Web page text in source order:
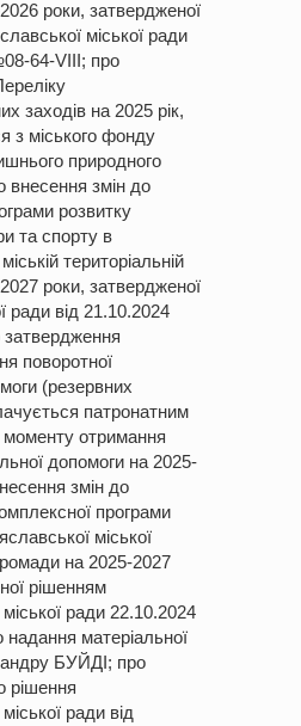
роки, затвердженої
міської ради
64-VIII; про
заходів на 2025 рік,
з міського фонду
природного
змін до
розвитку
та спорту в
територіальній
роки, затвердженої
ради від 21.10.2024
затвердження
поворотної
(резервних
патронатним
отримання
допомоги на 2025-
змін до
програми
міської
на 2025-2027
рішенням
ради 22.10.2024
матеріальної
БУЙДІ; про
рішення
ради від